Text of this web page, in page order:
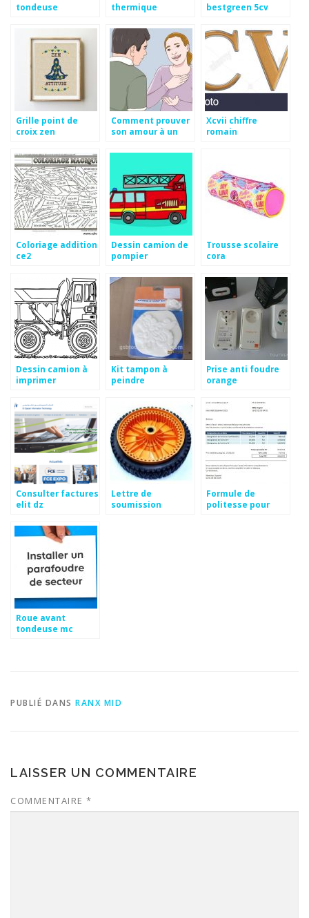
tondeuse
thermique
bestgreen 5cv
Grille point de
croix zen
Comment prouver
son amour à un
Xcvii chiffre
romain
Coloriage addition
ce2
Dessin camion de
pompier
Trousse scolaire
cora
Dessin camion à
imprimer
Kit tampon à
peindre
Prise anti foudre
orange
Consulter factures
elit dz
Lettre de
soumission
Formule de
politesse pour
Roue avant
tondeuse mc
PUBLIÉ DANS RANX MID
LAISSER UN COMMENTAIRE
COMMENTAIRE *